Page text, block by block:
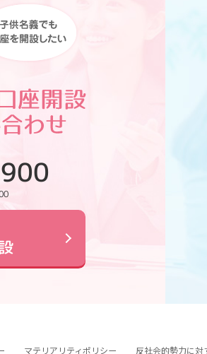
マテリアリティポリシー 反社会的勢力に対